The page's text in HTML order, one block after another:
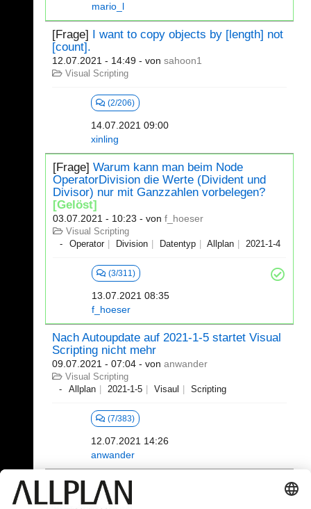
mario_l
[Frage] I want to copy objects by [length] not
[count].
12.07.2021 - 14:49 - von sahoon1
Visual Scripting
(2/206)
14.07.2021 09:00
xinling
[Frage] Warum kann man beim Node
OperatorDivision die Werte (Divident und
Divisor) nur mit Ganzzahlen vorbelegen?
[Gelöst]
03.07.2021 - 10:23 - von f_hoeser
Visual Scripting
Operator
Division Datentyp Allplan 2021-1-4
(3/311)
13.07.2021 08:35
f_hoeser
Nach Autoupdate auf 2021-1-5 startet Visual
Scripting nicht mehr
09.07.2021 - 07:04 - von anwander
Visual Scripting
Allplan
2021-1-5 Visaul Scripting
(7/383)
12.07.2021 14:26
anwander
301 - 320 (392)